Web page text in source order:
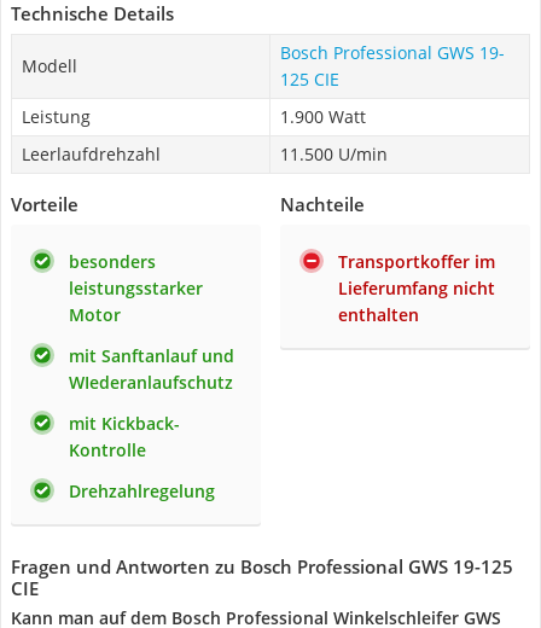
Technische Details
Modell
Bosch Professional GWS 19-
125 CIE
Leistung
1.900 Watt
Leerlaufdrehzahl
11.500 U/min
Vorteile
besonders
leistungsstarker
Motor
mit Sanftanlauf und
WIederanlaufschutz
mit Kickback-
Kontrolle
Drehzahlregelung
Nachteile
Transportkoffer im
Lieferumfang nicht
enthalten
Fragen und Antworten zu Bosch Professional GWS 19-125
CIE
Kann man auf dem Bosch Professional Winkelschleifer GWS